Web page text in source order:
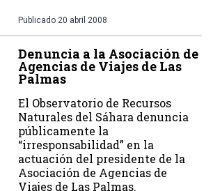
Publicado 20 abril 2008
Denuncia a la Asociación de
Agencias de Viajes de Las
Palmas
El Observatorio de Recursos
Naturales del Sáhara denuncia
públicamente la
“irresponsabilidad” en la
actuación del presidente de la
Asociación de Agencias de
Viajes de Las Palmas.